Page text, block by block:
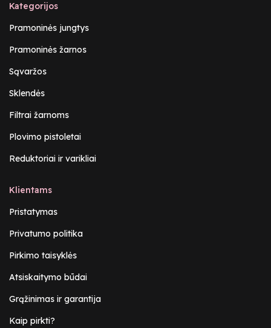
Kategorijos
Pramoninės jungtys
Pramoninės žarnos
Sąvaržos
Sklendės
Filtrai žarnoms
Plovimo pistoletai
Reduktoriai ir varikliai
Klientams
Pristatymas
Privatumo politika
Pirkimo taisyklės
Atsiskaitymo būdai
Grąžinimas ir garantija
Kaip pirkti?